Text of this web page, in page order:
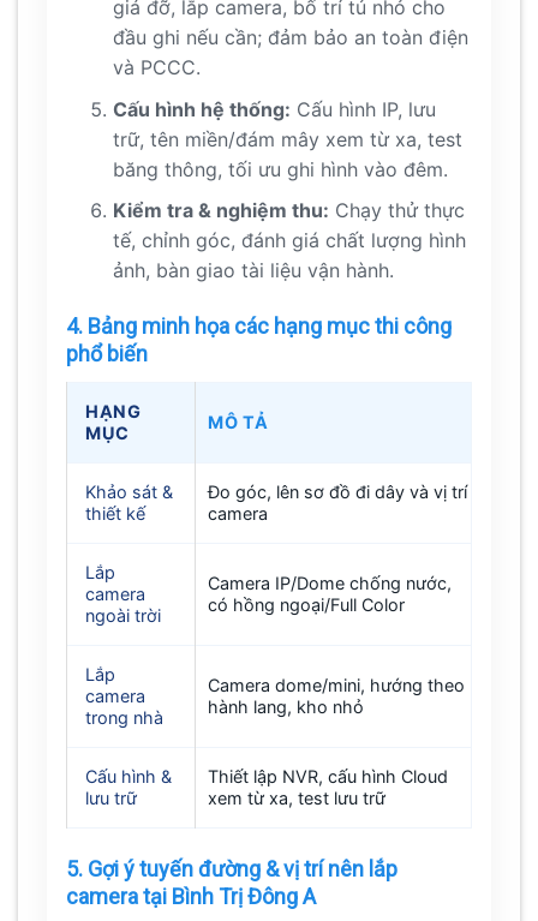
giá đỡ, lắp camera, bố trí tủ nhỏ cho
đầu ghi nếu cần; đảm bảo an toàn điện
và PCCC.
Cấu hình hệ thống: Cấu hình IP, lưu
trữ, tên miền/đám mây xem từ xa, test
băng thông, tối ưu ghi hình vào đêm.
Kiểm tra & nghiệm thu: Chạy thử thực
tế, chỉnh góc, đánh giá chất lượng hình
ảnh, bàn giao tài liệu vận hành.
4. Bảng minh họa các hạng mục thi công
phổ biến
HẠNG
MỤC
MÔ TẢ
Khảo sát &
thiết kế
Đo góc, lên sơ đồ đi dây và vị trí
camera
Lắp
camera
ngoài trời
Camera IP/Dome chống nước,
có hồng ngoại/Full Color
Lắp
camera
trong nhà
Camera dome/mini, hướng theo
hành lang, kho nhỏ
Cấu hình &
lưu trữ
Thiết lập NVR, cấu hình Cloud
xem từ xa, test lưu trữ
5. Gợi ý tuyến đường & vị trí nên lắp
camera tại Bình Trị Đông A